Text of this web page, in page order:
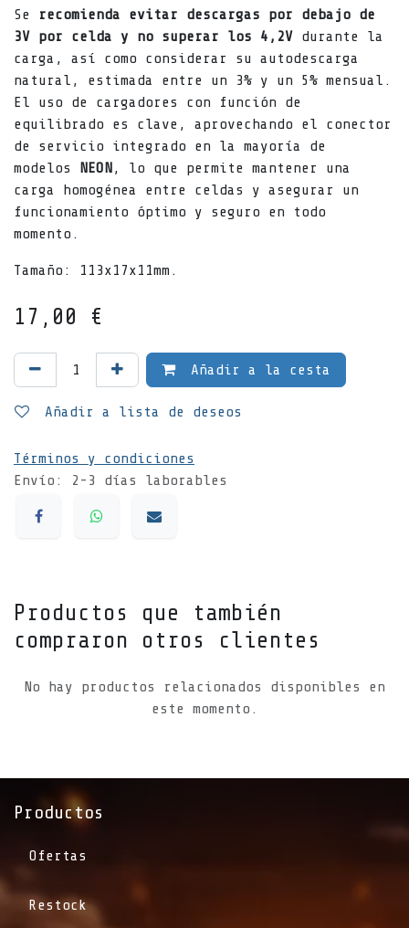
Se
recomienda evitar descargas por debajo de
3V por celda y no superar los 4,2V durante la
carga, así como considerar su autodescarga
natural, estimada entre un 3% y un 5% mensual.
El uso de cargadores con función de
equilibrado es clave, aprovechando el conector
de servicio integrado en la mayoría de
modelos
NEON, lo que permite mantener una
carga homogénea entre celdas y asegurar un
funcionamiento óptimo y seguro en todo
momento.
Tamaño: 113x17x11mm.
17,00 €
Añadir a la cesta
Añadir a lista de deseos
Términos y condiciones
Envío: 2-3 días laborables
Productos que también
compraron otros clientes
No hay productos relacionados disponibles en
este momento.
Productos
Ofertas
Restock